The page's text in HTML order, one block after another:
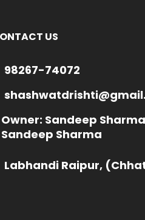
US
98267-74072
Owner: Sandeep
Sandeep Sharma
Labhandi Raipur,